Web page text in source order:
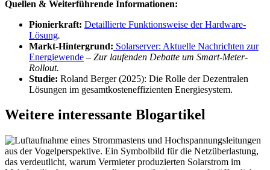
Quellen & Weiterführende Informationen:
Pionierkraft: Detaillierte Funktionsweise der Hardware-
Lösung.
Markt-Hintergrund: Solarserver: Aktuelle Nachrichten zur
Energiewende – Zur laufenden Debatte um Smart-Meter-
Rollout.
Studie: Roland Berger (2025): Die Rolle der Dezentralen
Lösungen im gesamtkosteneffizienten Energiesystem.
Weitere interessante Blogartikel